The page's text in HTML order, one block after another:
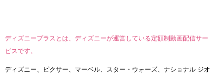
ディズニープラスとは、ディズニーが運営している定額制動画配信サー
ビスです。
ディズニー、ピクサー、マーベル、スター・ウォーズ、ナショナル ジオ